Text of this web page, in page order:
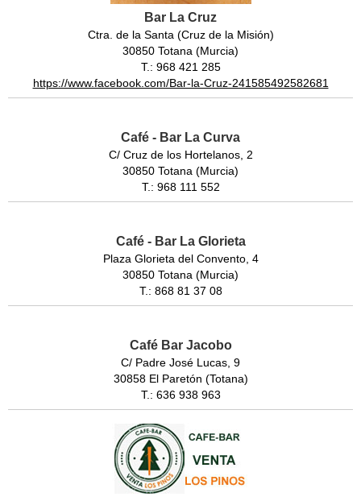
Bar La Cruz
Ctra. de la Santa (Cruz de la Misión)
30850 Totana (Murcia)
T.: 968 421 285
https://www.facebook.com/Bar-la-Cruz-241585492582681
Café - Bar La Curva
C/ Cruz de los Hortelanos, 2
30850 Totana (Murcia)
T.: 968 111 552
Café - Bar La Glorieta
Plaza Glorieta del Convento, 4
30850 Totana (Murcia)
T.: 868 81 37 08
Café Bar Jacobo
C/ Padre José Lucas, 9
30858 El Paretón (Totana)
T.: 636 938 963